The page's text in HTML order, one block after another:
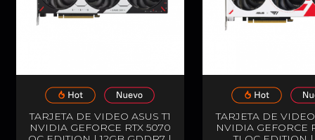
TARJETA DE VIDEO ASUS T1
NVIDIA GEFORCE RTX 5070
TARJETA DE VIDEO
NVIDIA GEFORCE